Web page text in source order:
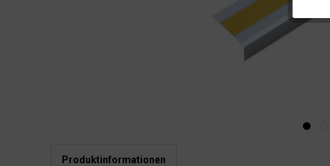
Produktinformationen